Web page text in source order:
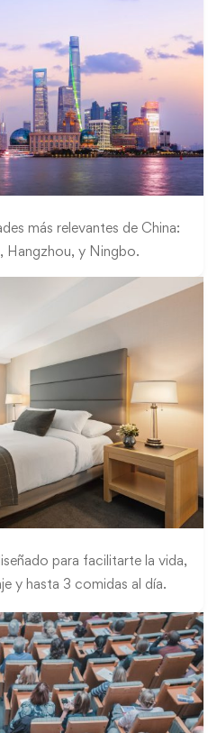
más relevantes de China:
Hangzhou, y Ningbo.
para facilitarte la vida,
y hasta 3 comidas al día.